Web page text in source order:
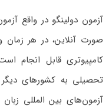
آزمون دولینگو در واقع
صورت آنلاین، در هر
کامپیوتری قابل انجام
تحصیلی به کشورهای دیگر
آزمون‌های بین المللی